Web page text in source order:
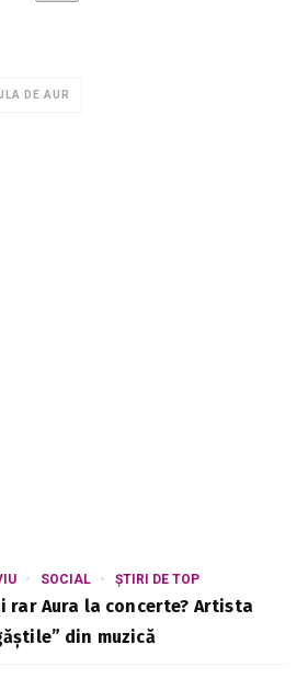
DE AUR
SOCIAL ȘTIRI DE TOP
rar Aura la concerte? Artista
din muzică